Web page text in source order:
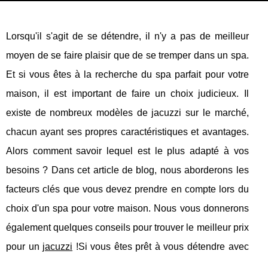
Lorsqu'il s'agit de se détendre, il n'y a pas de meilleur
moyen de se faire plaisir que de se tremper dans un spa.
Et si vous êtes à la recherche du spa parfait pour votre
maison, il est important de faire un choix judicieux. Il
existe de nombreux modèles de jacuzzi sur le marché,
chacun ayant ses propres caractéristiques et avantages.
Alors comment savoir lequel est le plus adapté à vos
besoins ? Dans cet article de blog, nous aborderons les
facteurs clés que vous devez prendre en compte lors du
choix d'un spa pour votre maison. Nous vous donnerons
également quelques conseils pour trouver le meilleur prix
pour un jacuzzi !Si vous êtes prêt à vous détendre avec